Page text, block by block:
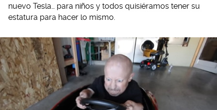
nuevo Tesla… para niños y todos quisiéramos tener su
estatura para hacer lo mismo.